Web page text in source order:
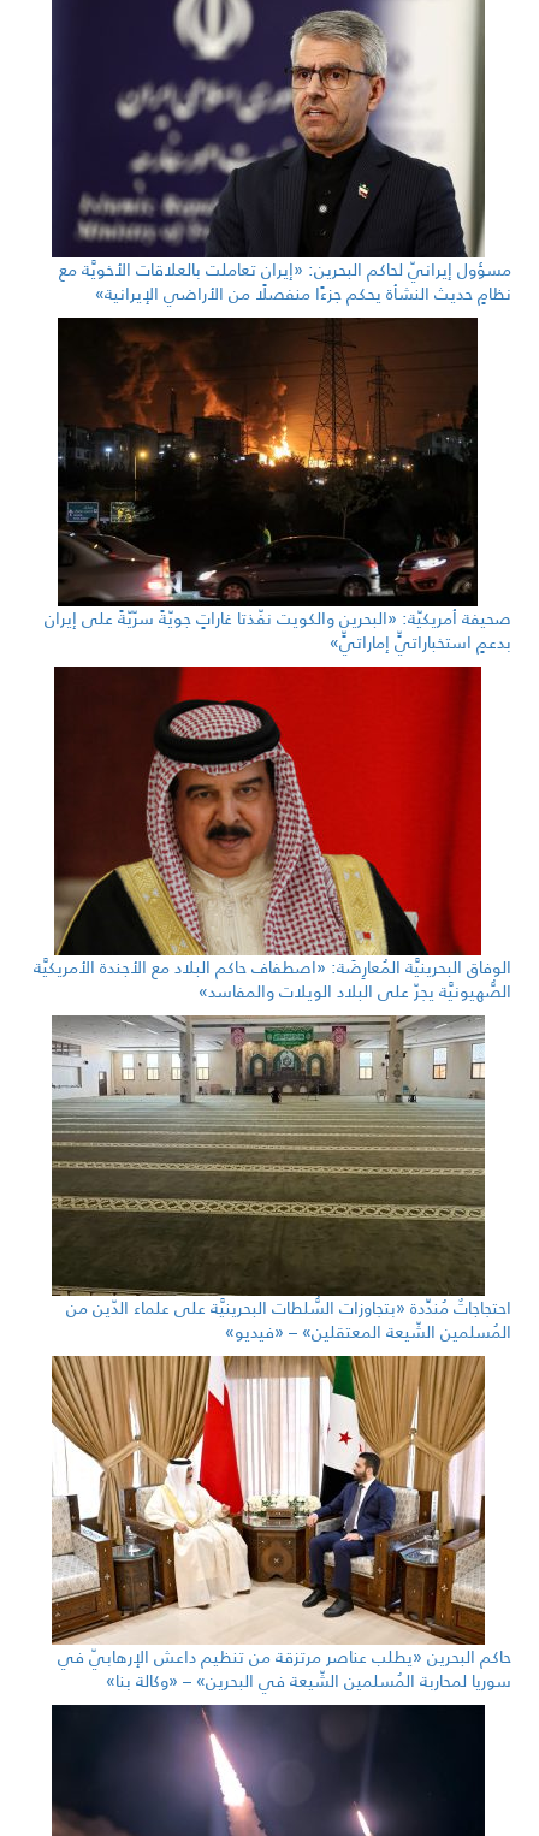
مسؤول إيرانيّ لحاكم البحرين: «إيران تعاملت بالعلاقات الأخويَّة مع
نظامٍ حديث النشأة يحكم جزءًا منفصلًا من الأراضي الإيرانية»
صحيفة أمريكيّة: «البحرين والكويت نفّذتا غاراتٍ جويّةً سرّيّةً على إيران
بدعمٍ استخباراتيٍّ إماراتيٍّ»
الوفاق البحرينيَّة المُعارِضَة: «اصطفاف حاكم البلاد مع الأجندة الأمريكيَّة
الصُّهيونيَّة يجرّ على البلاد الويلات والمفاسد»
احتجاجاتٌ مُندِّدة «بتجاوزات السُّلطات البحرينيَّة على علماء الدّين من
المُسلمين الشّيعة المعتقلين» – «فيديو»
حاكم البحرين «يطلب عناصر مرتزقة من تنظيم داعش الإرهابيّ في
سوريا لمحاربة المُسلمين الشّيعة في البحرين» – «وكالة بنا»